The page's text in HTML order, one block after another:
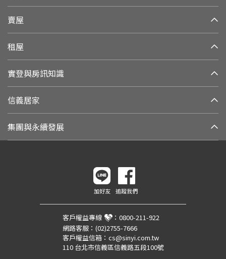
賣屋
租屋
實登與房訊知識
信義居家
集團與永續發展
加好友 追蹤我們
客戶權益專線 ： 0800-211-922
網路客服： (02)2755-7666
客戶權益信箱： cs@sinyi.com.tw
110 台北市信義區信義路五段100號